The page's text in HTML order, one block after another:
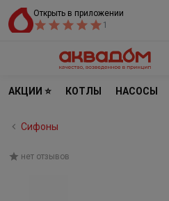
Открыть в приложении
1
АКЦИИ ⭐ КОТЛЫ НАСОСЫ
Сифоны
нет отзывов